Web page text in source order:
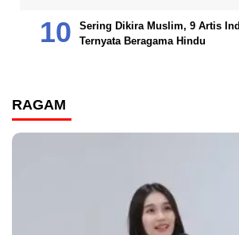
Sering Dikira Muslim, 9 Artis
Ternyata Beragama Hindu
RAGAM